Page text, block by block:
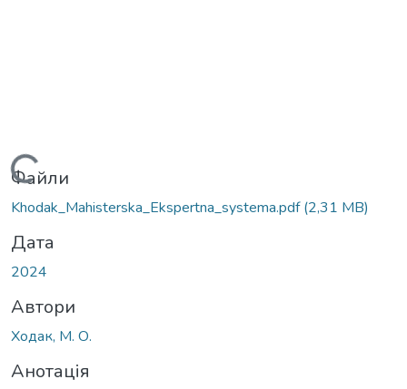
Вантажиться...
Файли
Khodak_Mahisterska_Ekspertna_systema.pdf(2,31 MB)
Дата
2024
Автори
Ходак, М. О.
Анотація